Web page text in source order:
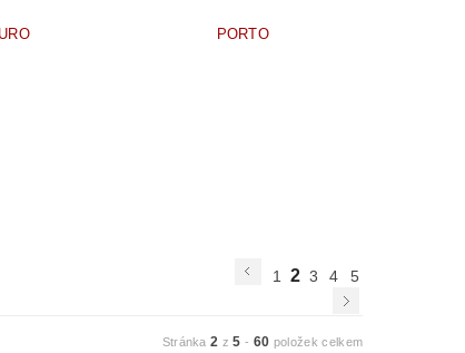
PORTO
1 2 3 4 5
Stránka2 z5 - 60 položek celkem